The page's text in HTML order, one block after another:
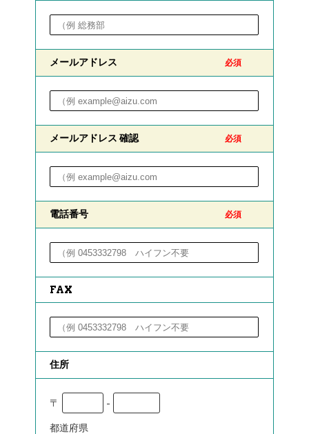
メールアドレス 必須
メールアドレス 確認 必須
電話番号 必須
FAX
住所
〒 -
都道府県